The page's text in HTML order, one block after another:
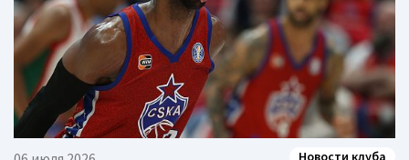
Новости клуба